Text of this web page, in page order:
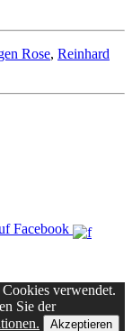
Rose, Reinhard
Facebook
verwendet.
Sie der
Akzeptieren